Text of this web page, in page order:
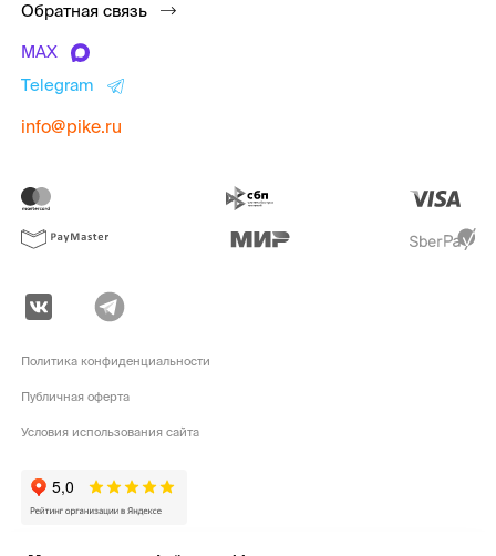
Обратная связь
MAX
Telegram
info@pike.ru
Политика конфиденциальности
Публичная оферта
Условия использования сайта